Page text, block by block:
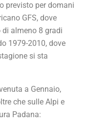
previsto per domani
GFS, dove
almeno 8 gradi
1979-2010, dove
si sta
a Gennaio,
che sulle Alpi e
Padana: